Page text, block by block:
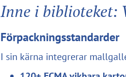
Inne i biblioteket:
Förpackningsstandarder
I sin kärna integrerar